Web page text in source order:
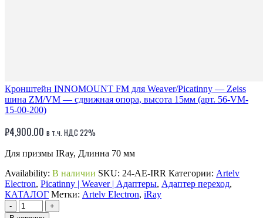
Кронштейн INNOMOUNT FM для Weaver/Picatinny — Zeiss
шина ZM/VM — сдвижная опора, высота 15мм (арт. 56-VM-
15-00-200)
₽4,900.00 в т.ч. НДС 22%
Для призмы IRay, Длинна 70 мм
Availability: В наличии SKU: 24-AE-IRR Категории: Artelv
Electron, Picatinny | Weaver | Адаптеры, Адаптер переход,
КАТАЛОГ Метки: Artelv Electron, iRay
-
+